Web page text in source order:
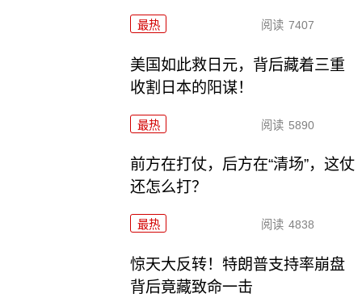
最热 阅读 7407
美国如此救日元，背后藏着三重
收割日本的阳谋！
最热 阅读 5890
前方在打仗，后方在“清场”，这仗
还怎么打？
最热 阅读 4838
惊天大反转！特朗普支持率崩盘
背后竟藏致命一击